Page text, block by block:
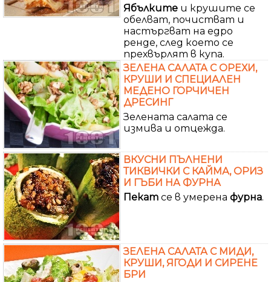
Ябълките и крушите се
обелват, почистват и
настъргват на едро
ренде, след което се
прехвърлят в купа.
ЗЕЛЕНА САЛАТА С ОРЕХИ,
КРУШИ И СПЕЦИАЛЕН
МЕДЕНО ГОРЧИЧЕН
ДРЕСИНГ
Зелената салата се
измива и отцежда.
ВКУСНИ ПЪЛНЕНИ
ТИКВИЧКИ С КАЙМА, ОРИЗ
И ГЪБИ НА ФУРНА
Пекат се в умерена фурна.
ЗЕЛЕНА САЛАТА С МИДИ,
КРУШИ, ЯГОДИ И СИРЕНЕ
БРИ